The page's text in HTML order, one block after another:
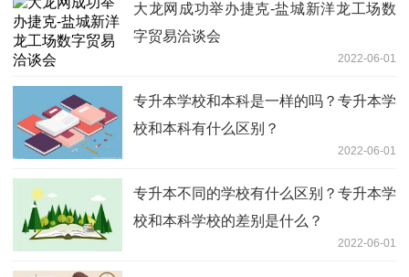
大龙网成功举办捷克-盐城新洋龙工场数
字贸易洽谈会
2022-06-01
专升本学校和本科是一样的吗？专升本学
校和本科有什么区别？
2022-06-01
专升本不同的学校有什么区别？专升本学
校和本科学校的差别是什么？
2022-06-01